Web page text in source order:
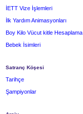
İETT Vize İşlemleri
İlk Yardım Animasyonları
Boy Kilo Vücut kitle Hesaplama
Bebek İsimleri
Satranç Köşesi
Tarihçe
Şampiyonlar